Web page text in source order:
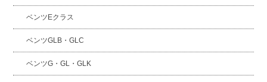
ベンツEクラス
ベンツGLB・GLC
ベンツG・GL・GLK